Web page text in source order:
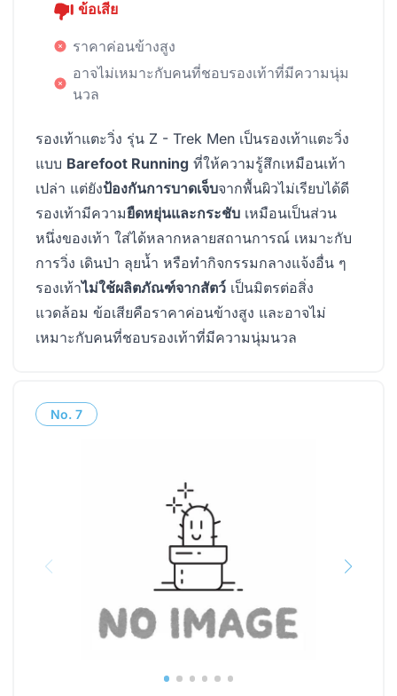
ข้อเสีย
ราคาค่อนข้างสูง
อาจไม่เหมาะกับคนที่ชอบรองเท้าที่มีความนุ่ม
นวล
รองเท้าแตะวิ่ง รุ่น Z - Trek Men เป็นรองเท้าแตะวิ่ง
แบบ Barefoot Running ที่ให้ความรู้สึกเหมือนเท้า
เปล่า แต่ยังป้องกันการบาดเจ็บจากพื้นผิวไม่เรียบได้ดี
รองเท้ามีความยืดหยุ่นและกระชับ เหมือนเป็นส่วน
หนึ่งของเท้า ใส่ได้หลากหลายสถานการณ์ เหมาะกับ
การวิ่ง เดินป่า ลุยน้ำ หรือทำกิจกรรมกลางแจ้งอื่น ๆ
รองเท้าไม่ใช้ผลิตภัณฑ์จากสัตว์ เป็นมิตรต่อสิ่ง
แวดล้อม ข้อเสียคือราคาค่อนข้างสูง และอาจไม่
เหมาะกับคนที่ชอบรองเท้าที่มีความนุ่มนวล
No. 7